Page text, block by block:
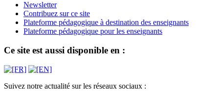
Newsletter
Contribuez sur ce site
Plateforme pédagogique à destination des enseignants
Plateforme pédagogique pour les enseignants
Ce site est aussi disponible en :
Suivez notre actualité sur les réseaux sociaux :